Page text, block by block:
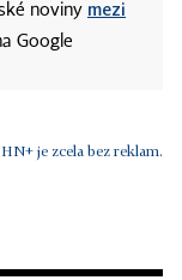
noviny mezi
Google
je zcela bez reklam.